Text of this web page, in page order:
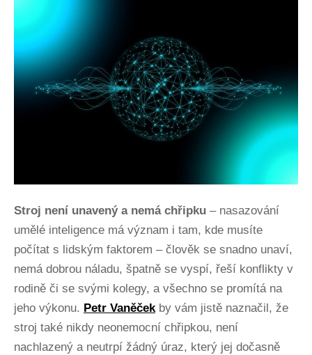
Stroj není unavený a nemá chřipku – nasazování
umělé inteligence má význam i tam, kde musíte
počítat s lidským faktorem – člověk se snadno unaví,
nemá dobrou náladu, špatně se vyspí, řeší konflikty v
rodině či se svými kolegy, a všechno se promítá na
jeho výkonu. Petr Vaněčekby vám jistě naznačil, že
stroj také nikdy neonemocní chřipkou, není
nachlazený a neutrpí žádný úraz, který jej dočasně